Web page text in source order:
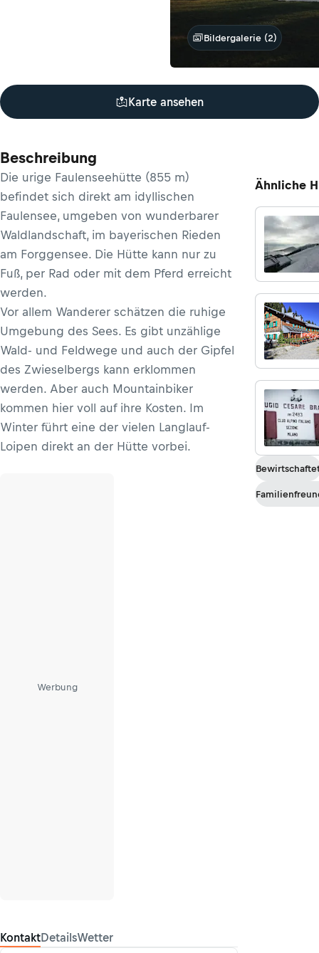
Bildergalerie (2)
Karte ansehen
Beschreibung
Die urige Faulenseehütte (855 m)
befindet sich direkt am idyllischen
Faulensee, umgeben von wunderbarer
Waldlandschaft, im bayerischen Rieden
am Forggensee. Die Hütte kann nur zu
Fuß, per Rad oder mit dem Pferd erreicht
werden.
Vor allem Wanderer schätzen die ruhige
Umgebung des Sees. Es gibt unzählige
Wald- und Feldwege und auch der Gipfel
des Zwieselbergs kann erklommen
werden. Aber auch Mountainbiker
kommen hier voll auf ihre Kosten. Im
Winter führt eine der vielen Langlauf-
Loipen direkt an der Hütte vorbei.
Werbung
KontaktDetailsWetter
Ähnliche